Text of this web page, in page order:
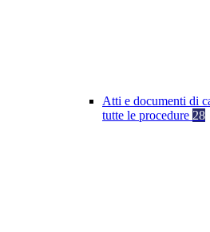
Atti e documenti di
tutte le procedure 28